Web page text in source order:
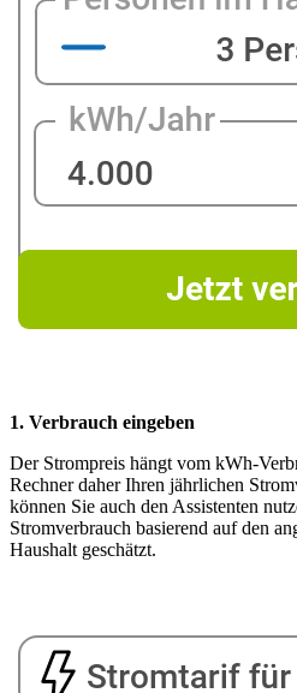
1. Verbrauch eingeben
Der Strompreis hängt vom kWh-
Rechner daher Ihren jährlichen
können Sie auch den Assistenten
Stromverbrauch basierend auf den
Haushalt geschätzt.